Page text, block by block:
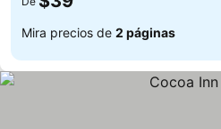
Mira precios de 2 páginas